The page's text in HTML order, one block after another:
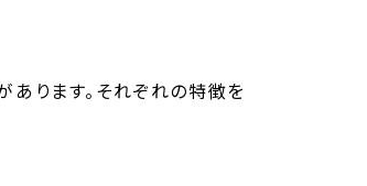
あります。それぞれの特徴を